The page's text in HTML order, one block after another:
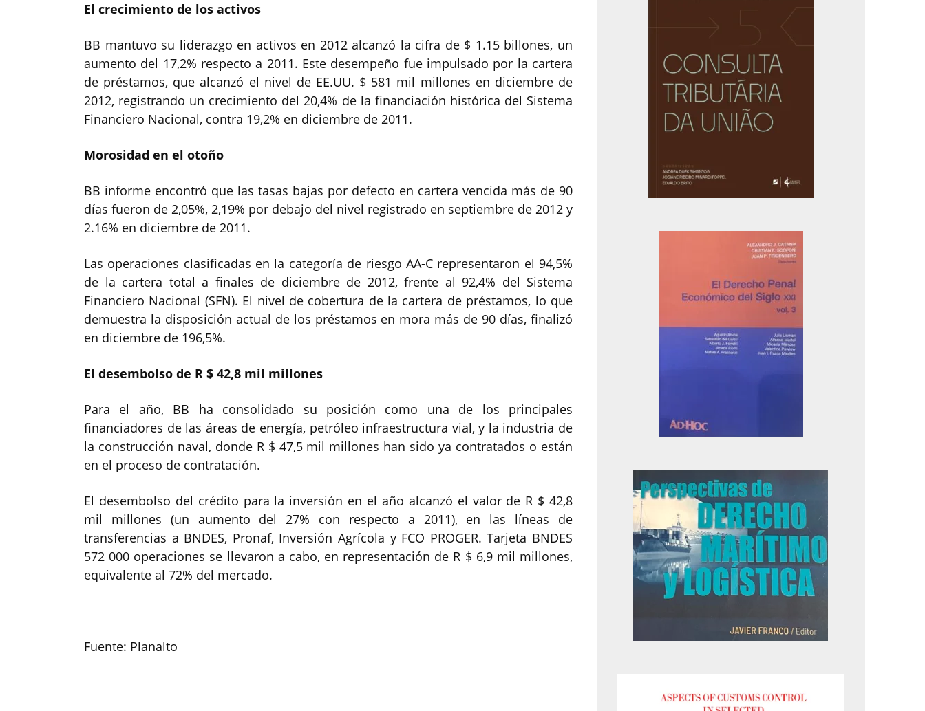
El crecimiento de los activos
BB mantuvo su liderazgo en activos en 2012 alcanzó la cifra de $ 1.15 billones, un
aumento del 17,2% respecto a 2011. Este desempeño fue impulsado por la cartera
de préstamos, que alcanzó el nivel de EE.UU. $ 581 mil millones en diciembre de
2012, registrando un crecimiento del 20,4% de la financiación histórica del Sistema
Financiero Nacional, contra 19,2% en diciembre de 2011.
Morosidad en el otoño
BB informe encontró que las tasas bajas por defecto en cartera vencida más de 90
días fueron de 2,05%, 2,19% por debajo del nivel registrado en septiembre de 2012 y
2.16% en diciembre de 2011.
Las operaciones clasificadas en la categoría de riesgo AA-C representaron el 94,5%
de la cartera total a finales de diciembre de 2012, frente al 92,4% del Sistema
Financiero Nacional (SFN). El nivel de cobertura de la cartera de préstamos, lo que
demuestra la disposición actual de los préstamos en mora más de 90 días, finalizó
en diciembre de 196,5%.
El desembolso de R $ 42,8 mil millones
Para el año, BB ha consolidado su posición como una de los principales
financiadores de las áreas de energía, petróleo infraestructura vial, y la industria de
la construcción naval, donde R $ 47,5 mil millones han sido ya contratados o están
en el proceso de contratación.
El desembolso del crédito para la inversión en el año alcanzó el valor de R $ 42,8
mil millones (un aumento del 27% con respecto a 2011), en las líneas de
transferencias a BNDES, Pronaf, Inversión Agrícola y FCO PROGER. Tarjeta BNDES
572 000 operaciones se llevaron a cabo, en representación de R $ 6,9 mil millones,
equivalente al 72% del mercado.
Fuente: Planalto